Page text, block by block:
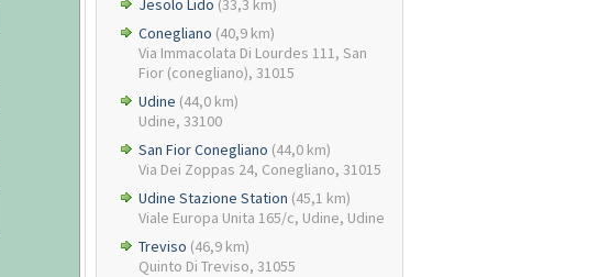
Jesolo Lido (33,3 km)
Conegliano (40,9 km)
Via Immacolata Di Lourdes 111, San
Fior (conegliano), 31015
Udine (44,0 km)
Udine, 33100
San Fior Conegliano (44,0 km)
Via Dei Zoppas 24, Conegliano, 31015
Udine Stazione Station (45,1 km)
Viale Europa Unita 165/c, Udine, Udine
Treviso (46,9 km)
Quinto Di Treviso, 31055